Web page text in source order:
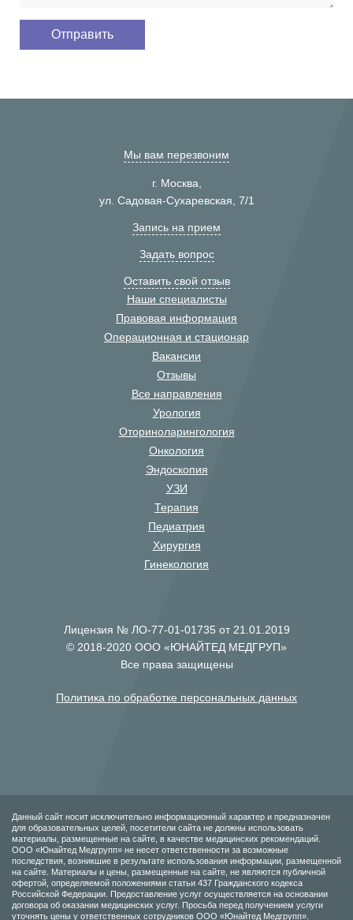
Мы вам перезвоним
г. Москва,
ул. Садовая-Сухаревская, 7/1
Запись на прием
Задать вопрос
Оставить свой отзыв
Наши специалисты
Правовая информация
Операционная и стационар
Вакансии
Отзывы
Все направления
Урология
Оториноларингология
Онкология
Эндоскопия
УЗИ
Терапия
Педиатрия
Хирургия
Гинекология
Лицензия № ЛО-77-01-01735 от 21.01.2019
© 2018-2020 ООО «ЮНАЙТЕД МЕДГРУП»
Все права защищены
Политика по обработке персональных данных
Данный сайт носит исключительно информационный характер и предназначен
для образовательных целей, посетители сайта не должны использовать
материалы, размещенные на сайте, в качестве медицинских рекомендаций.
ООО «Юнайтед Медгрупп» не несет ответственности за возможные
последствия, возникшие в результате использования информации, размещенной
на сайте. Материалы и цены, размещенные на сайте, не являются публичной
офертой, определяемой положениями статьи 437 Гражданского кодекса
Российской Федерации. Предоставление услуг осуществляется на основании
договора об оказании медицинских услуг. Просьба перед получением услуги
уточнять цены у ответственных сотрудников ООО «Юнайтед Медгрупп».